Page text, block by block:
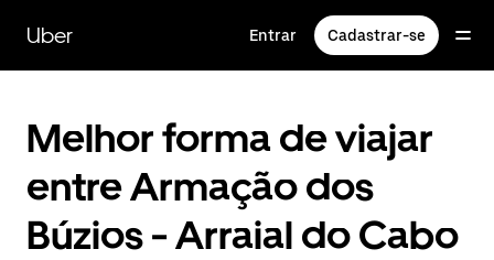
para
conteúdo
Uber Entrar Cadastrar-se
Melhor forma de viajar
entre Armação dos
Búzios - Arraial do Cabo